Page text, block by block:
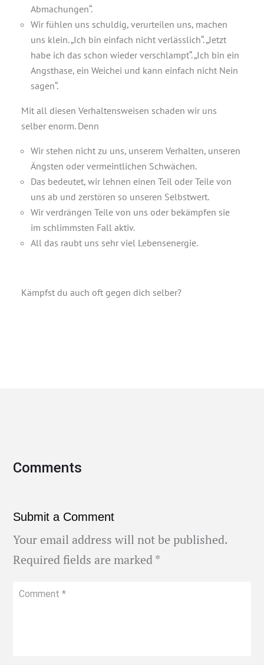
Abmachungen“.
Wir fühlen uns schuldig, verurteilen uns, machen
uns klein. „Ich bin einfach nicht verlässlich“. „Jetzt
habe ich das schon wieder verschlampt“. „Ich bin ein
Angsthase, ein Weichei und kann einfach nicht Nein
sagen“.
Mit all diesen Verhaltensweisen schaden wir uns
selber enorm. Denn
Wir stehen nicht zu uns, unserem Verhalten, unseren
Ängsten oder vermeintlichen Schwächen.
Das bedeutet, wir lehnen einen Teil oder Teile von
uns ab und zerstören so unseren Selbstwert.
Wir verdrängen Teile von uns oder bekämpfen sie
im schlimmsten Fall aktiv.
All das raubt uns sehr viel Lebensenergie.
Kämpfst du auch oft gegen dich selber?
Submit a Comment
Your email address will not be published.
Required fields are marked*